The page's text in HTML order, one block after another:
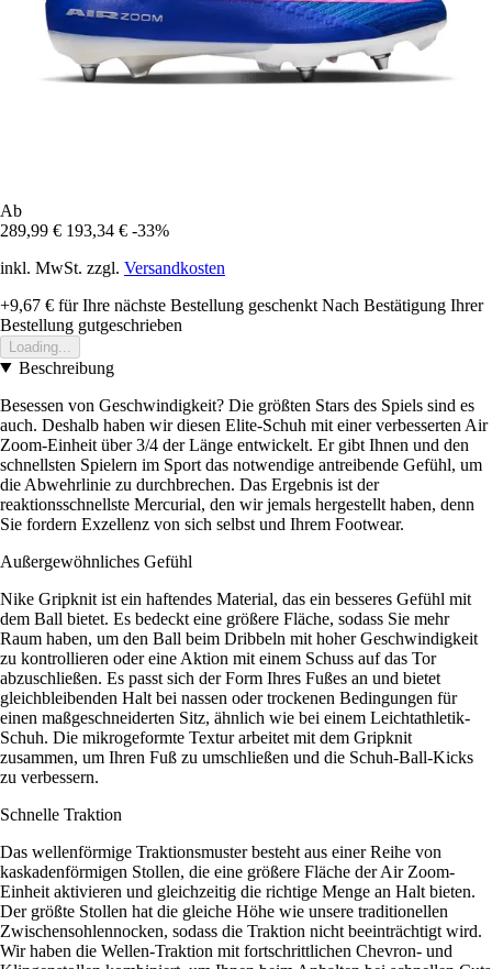
Ab
289,99 € 193,34 € -33%
inkl. MwSt. zzgl. Versandkosten
+9,67 € für Ihre nächste Bestellung geschenkt Nach Bestätigung Ihrer
Bestellung gutgeschrieben
Loading...
Beschreibung
Besessen von Geschwindigkeit? Die größten Stars des Spiels sind es
auch. Deshalb haben wir diesen Elite-Schuh mit einer verbesserten Air
Zoom-Einheit über 3/4 der Länge entwickelt. Er gibt Ihnen und den
schnellsten Spielern im Sport das notwendige antreibende Gefühl, um
die Abwehrlinie zu durchbrechen. Das Ergebnis ist der
reaktionsschnellste Mercurial, den wir jemals hergestellt haben, denn
Sie fordern Exzellenz von sich selbst und Ihrem Footwear.
Außergewöhnliches Gefühl
Nike Gripknit ist ein haftendes Material, das ein besseres Gefühl mit
dem Ball bietet. Es bedeckt eine größere Fläche, sodass Sie mehr
Raum haben, um den Ball beim Dribbeln mit hoher Geschwindigkeit
zu kontrollieren oder eine Aktion mit einem Schuss auf das Tor
abzuschließen. Es passt sich der Form Ihres Fußes an und bietet
gleichbleibenden Halt bei nassen oder trockenen Bedingungen für
einen maßgeschneiderten Sitz, ähnlich wie bei einem Leichtathletik-
Schuh. Die mikrogeformte Textur arbeitet mit dem Gripknit
zusammen, um Ihren Fuß zu umschließen und die Schuh-Ball-Kicks
zu verbessern.
Schnelle Traktion
Das wellenförmige Traktionsmuster besteht aus einer Reihe von
kaskadenförmigen Stollen, die eine größere Fläche der Air Zoom-
Einheit aktivieren und gleichzeitig die richtige Menge an Halt bieten.
Der größte Stollen hat die gleiche Höhe wie unsere traditionellen
Zwischensohlennocken, sodass die Traktion nicht beeinträchtigt wird.
Wir haben die Wellen-Traktion mit fortschrittlichen Chevron- und